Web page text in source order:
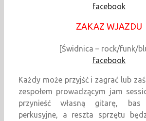
facebook
ZAKAZ WJAZDU
[Świdnica – rock/funk/
facebook
Każdy może przyjść i zagrać lub
zespołem prowadzącym jam
przynieść własną gitarę, bas
perkusyjne, a reszta sprzętu